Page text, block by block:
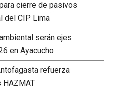
cierre de pasivos
del CIP Lima
serán ejes
en Ayacucho
refuerza
HAZMAT